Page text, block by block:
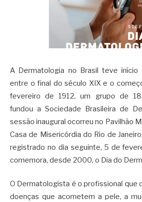
A Dermatologia no Brasil teve início
entre o final do século XIX e o
fevereiro de 1912, um grupo de
fundou a Sociedade Brasileira de
sessão inaugural ocorreu no Pavilhão
Casa de Misericórdia do Rio de
registrado no dia seguinte, 5 de
comemora, desde 2000, o Dia do
O Dermatologista é o profissional que
doenças que acometem a pele, a